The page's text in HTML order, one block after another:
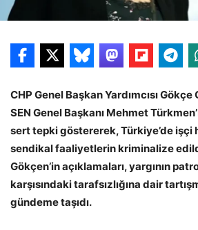
CHP Genel Başkan Yardımcısı Gökçe
SEN Genel Başkanı Mehmet
sert tepki göstererek, Türkiye’de işçi
sendikal faaliyetlerin kriminalize
Gökçen’in açıklamaları, yargının
karşısındaki tarafsızlığına dair
gündeme taşıdı.